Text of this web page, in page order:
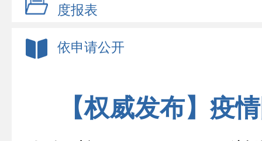
度报表
依申请公开
【权威发布】疫